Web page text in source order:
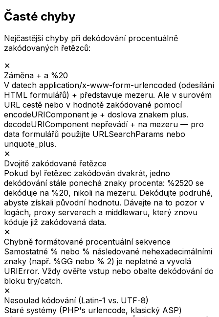
Časté chyby
Nejčastější chyby při dekódování procentuálně
zakódovaných řetězců:
✕
Záměna + a %20
V datech application/x-www-form-urlencoded (odesílání
HTML formulářů) + představuje mezeru. Ale v surovém
URL cestě nebo v hodnotě zakódované pomocí
encodeURIComponent je + doslova znakem plus.
decodeURIComponent nepřevádí + na mezeru — pro
data formulářů použijte URLSearchParams nebo
unquote_plus.
✕
Dvojitě zakódované řetězce
Pokud byl řetězec zakódován dvakrát, jedno
dekódování stále ponechá znaky procenta: %2520 se
dekóduje na %20, nikoli na mezeru. Dekódujte podruhé,
abyste získali původní hodnotu. Dávejte na to pozor v
logách, proxy serverech a middlewaru, který znovu
kóduje již zakódovaná data.
✕
Chybně formátované procentuální sekvence
Samostatné % nebo % následované nehexadecimálními
znaky (např. %GG nebo % 2) je neplatné a vyvolá
URIError. Vždy ověřte vstup nebo obalte dekódování do
bloku try/catch.
✕
Nesoulad kódování (Latin-1 vs. UTF-8)
Staré systémy (PHP's urlencode, klasický ASP)